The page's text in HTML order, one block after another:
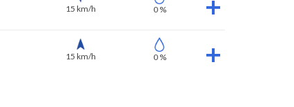
15 km/h 0 %
15 km/h 0 %